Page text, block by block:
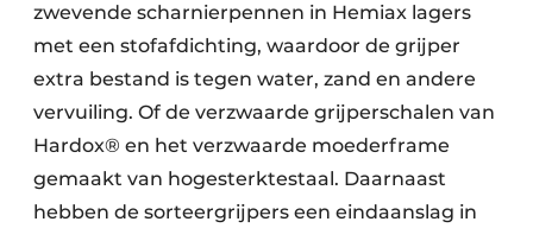
zwevende scharnierpennen in Hemiax lagers
met een stofafdichting, waardoor de grijper
extra bestand is tegen water, zand en andere
vervuiling. Of de verzwaarde grijperschalen van
Hardox® en het verzwaarde moederframe
gemaakt van hogesterktestaal. Daarnaast
hebben de sorteergrijpers een eindaanslag in